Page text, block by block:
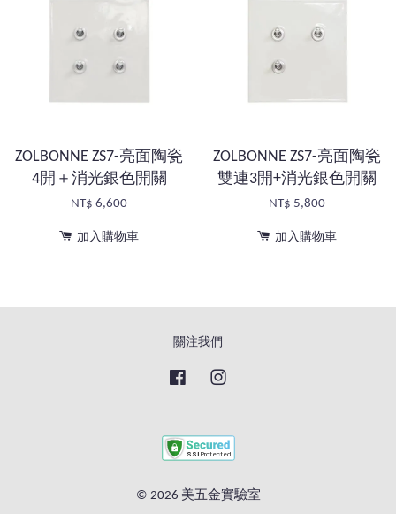
ZOLBONNE ZS7-亮面陶瓷
4開＋消光銀色開關
NT$ 6,600
加入購物車
ZOLBONNE ZS7-亮面陶瓷
雙連3開+消光銀色開關
NT$ 5,800
加入購物車
關注我們
Facebook
© 2026 美五金實驗室